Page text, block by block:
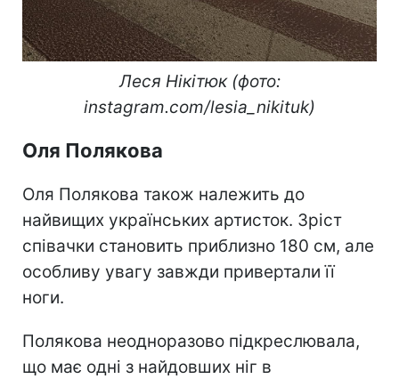
Леся Нікітюк (фото:
instagram.com/lesia_nikituk)
Оля Полякова
Оля Полякова також належить до
найвищих українських артисток. Зріст
співачки становить приблизно 180 см, але
особливу увагу завжди привертали її
ноги.
Полякова неодноразово підкреслювала,
що має одні з найдовших ніг в